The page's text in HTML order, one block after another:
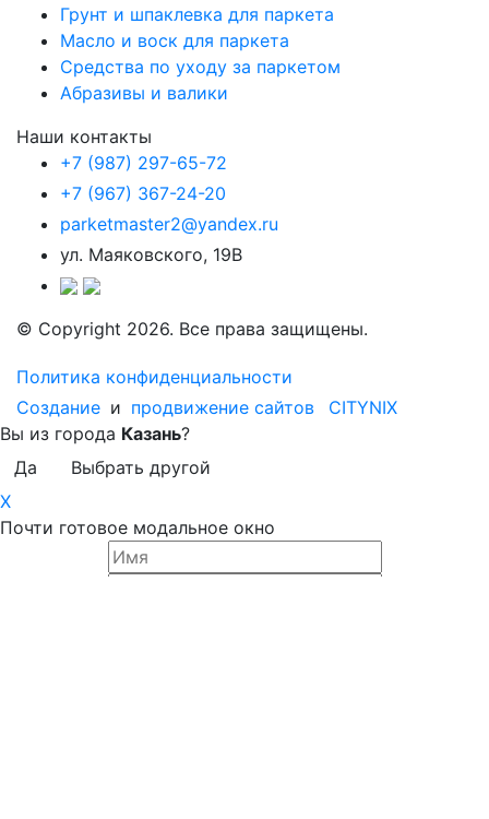
Грунт и шпаклевка для паркета
Масло и воск для паркета
Средства по уходу за паркетом
Абразивы и валики
Наши контакты
+7 (987) 297-65-72
+7 (967) 367-24-20
parketmaster2@yandex.ru
ул. Маяковского, 19В
© Copyright 2026. Все права защищены.
Политика конфиденциальности
Создание и продвижение сайтов
CITYNIX
Вы из города Казань?
Да
Выбрать другой
X
Почти готовое модальное окно